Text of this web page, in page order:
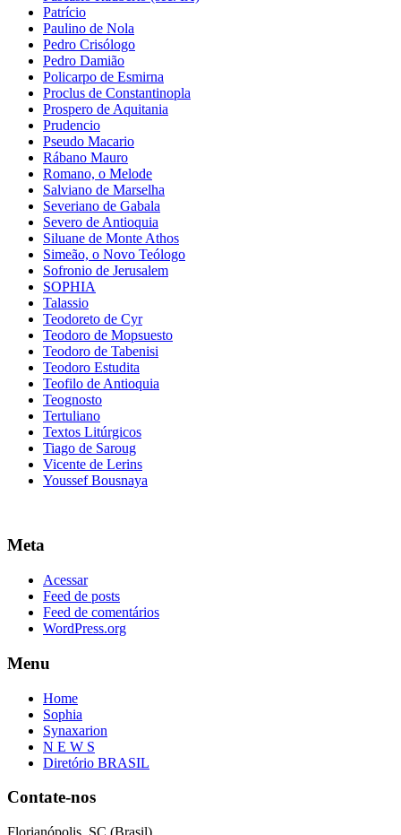
Patrício
Paulino de Nola
Pedro Crisólogo
Pedro Damião
Policarpo de Esmirna
Proclus de Constantinopla
Prospero de Aquitania
Prudencio
Pseudo Macario
Rábano Mauro
Romano, o Melode
Salviano de Marselha
Severiano de Gabala
Severo de Antioquia
Siluane de Monte Athos
Simeão, o Novo Teólogo
Sofronio de Jerusalem
SOPHIA
Talassio
Teodoreto de Cyr
Teodoro de Mopsuesto
Teodoro de Tabenisi
Teodoro Estudita
Teofilo de Antioquia
Teognosto
Tertuliano
Textos Litúrgicos
Tiago de Saroug
Vicente de Lerins
Youssef Bousnaya
Meta
Acessar
Feed de posts
Feed de comentários
WordPress.org
Menu
Home
Sophia
Synaxarion
N E W S
Diretório BRASIL
Contate-nos
Florianópolis, SC (Brasil)